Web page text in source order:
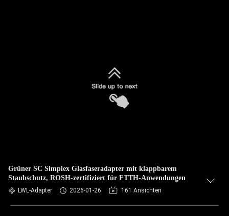
Grüner SC Simplex Glasfaseradapter mit klappbarem
Staubschutz, ROSH-zertifiziert für FTTH-Anwendungen
LWL-Adapter 2026-01-26 161 Ansichten